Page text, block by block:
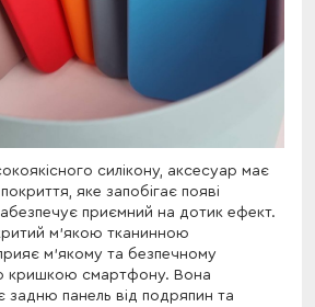
силікону, аксесуар має
яке запобігає появі
забезпечує приємний на дотик ефект.
м'якою тканинною
м'якому та безпечному
кришкою смартфону. Вона
панель від подряпин та